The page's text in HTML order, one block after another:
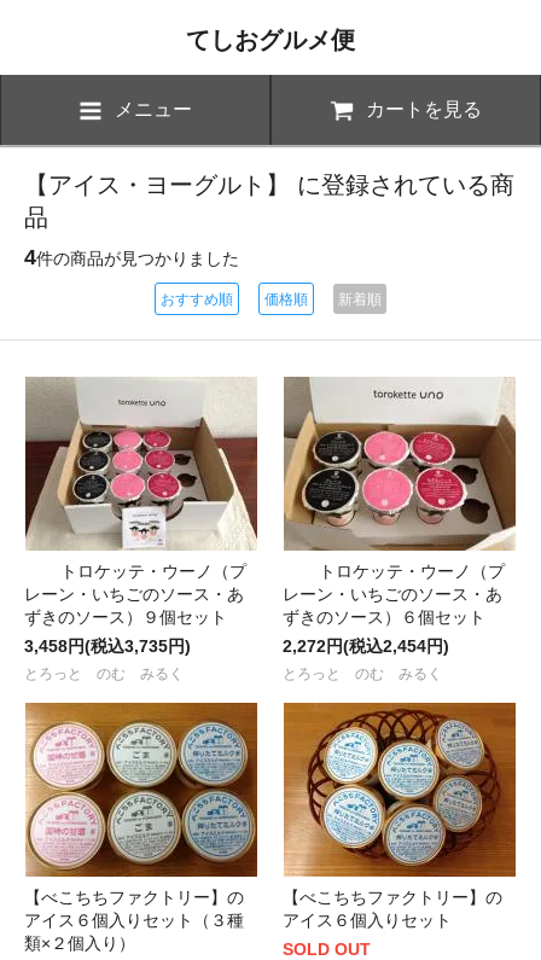
てしおグルメ便
メニュー カートを見る
【アイス・ヨーグルト】 に登録されている商
品
4件の商品が見つかりました
おすすめ順 価格順 新着順
トロケッテ・ウーノ（プ
レーン・いちごのソース・あ
ずきのソース）９個セット
3,458円(税込3,735円)
とろっと のむ みるく
トロケッテ・ウーノ（プ
レーン・いちごのソース・あ
ずきのソース）６個セット
2,272円(税込2,454円)
とろっと のむ みるく
【べこちちファクトリー】の
アイス６個入りセット（３種
類×２個入り）
【べこちちファクトリー】の
アイス６個入りセット
SOLD OUT